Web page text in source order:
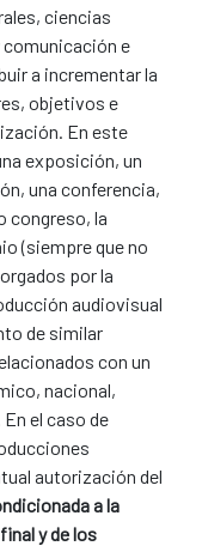
ciencias
comunicación e
a incrementar la
objetivos e
En este
exposición, un
una conferencia,
congreso, la
(siempre que no
por la
audiovisual
de similar
con un
nacional,
el caso de
autorización del
a la
y de los